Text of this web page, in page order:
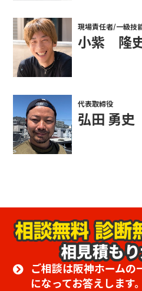
現場責任者/一級技
小紫 隆
代表取締役
弘田 勇史
相見積も
ご相談は阪神ホーム
になってお答えします。